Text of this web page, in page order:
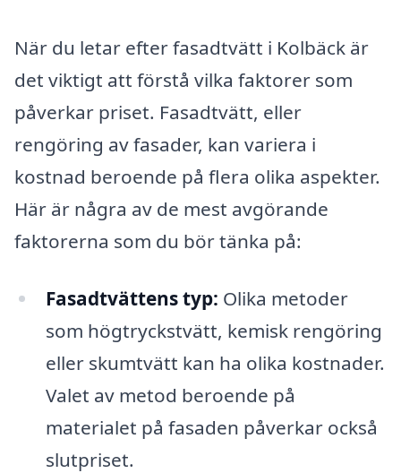
När du letar efter fasadtvätt i Kolbäck är
det viktigt att förstå vilka faktorer som
påverkar priset. Fasadtvätt, eller
rengöring av fasader, kan variera i
kostnad beroende på flera olika aspekter.
Här är några av de mest avgörande
faktorerna som du bör tänka på:
Fasadtvättens typ: Olika metoder
som högtryckstvätt, kemisk rengöring
eller skumtvätt kan ha olika kostnader.
Valet av metod beroende på
materialet på fasaden påverkar också
slutpriset.